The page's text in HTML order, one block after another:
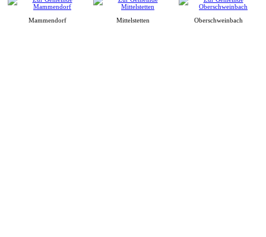
Mammendorf Mittelstetten Oberschweinbach